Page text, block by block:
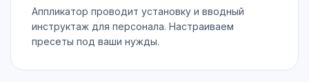
Аппликатор проводит установку и вводный
инструктаж для персонала. Настраиваем
пресеты под ваши нужды.